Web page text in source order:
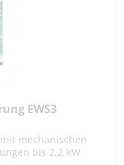
EWS3
mechanischen
bis 2,2 kW